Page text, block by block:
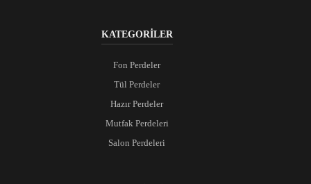
KATEGORİLER
Fon Perdeler
Tül Perdeler
Hazır Perdeler
Mutfak Perdeleri
Salon Perdeleri